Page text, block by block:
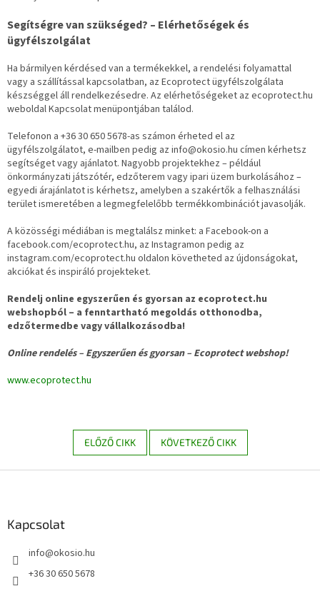
Segítségre van szükséged? – Elérhetőségek és
ügyfélszolgálat
Ha bármilyen kérdésed van a termékekkel, a rendelési folyamattal
vagy a szállítással kapcsolatban, az Ecoprotect ügyfélszolgálata
készséggel áll rendelkezésedre. Az elérhetőségeket az ecoprotect.hu
weboldal Kapcsolat menüpontjában találod.
Telefonon a +36 30 650 5678-as számon érheted el az
ügyfélszolgálatot, e-mailben pedig az info@okosio.hu címen kérhetsz
segítséget vagy ajánlatot. Nagyobb projektekhez – például
önkormányzati játszótér, edzőterem vagy ipari üzem burkolásához –
egyedi árajánlatot is kérhetsz, amelyben a szakértők a felhasználási
terület ismeretében a legmegfelelőbb termékkombinációt javasolják.
A közösségi médiában is megtalálsz minket: a Facebook-on a
facebook.com/ecoprotect.hu, az Instagramon pedig az
instagram.com/ecoprotect.hu oldalon követheted az újdonságokat,
akciókat és inspiráló projekteket.
Rendelj online egyszerűen és gyorsan az ecoprotect.hu
webshopból – a fenntartható megoldás otthonodba,
edzőtermedbe vagy vállalkozásodba!
Online rendelés – Egyszerűen és gyorsan – Ecoprotect webshop!
www.ecoprotect.hu
ELŐZŐ CIKK KÖVETKEZŐ CIKK
Kapcsolat
info@okosio.hu
+36 30 650 5678